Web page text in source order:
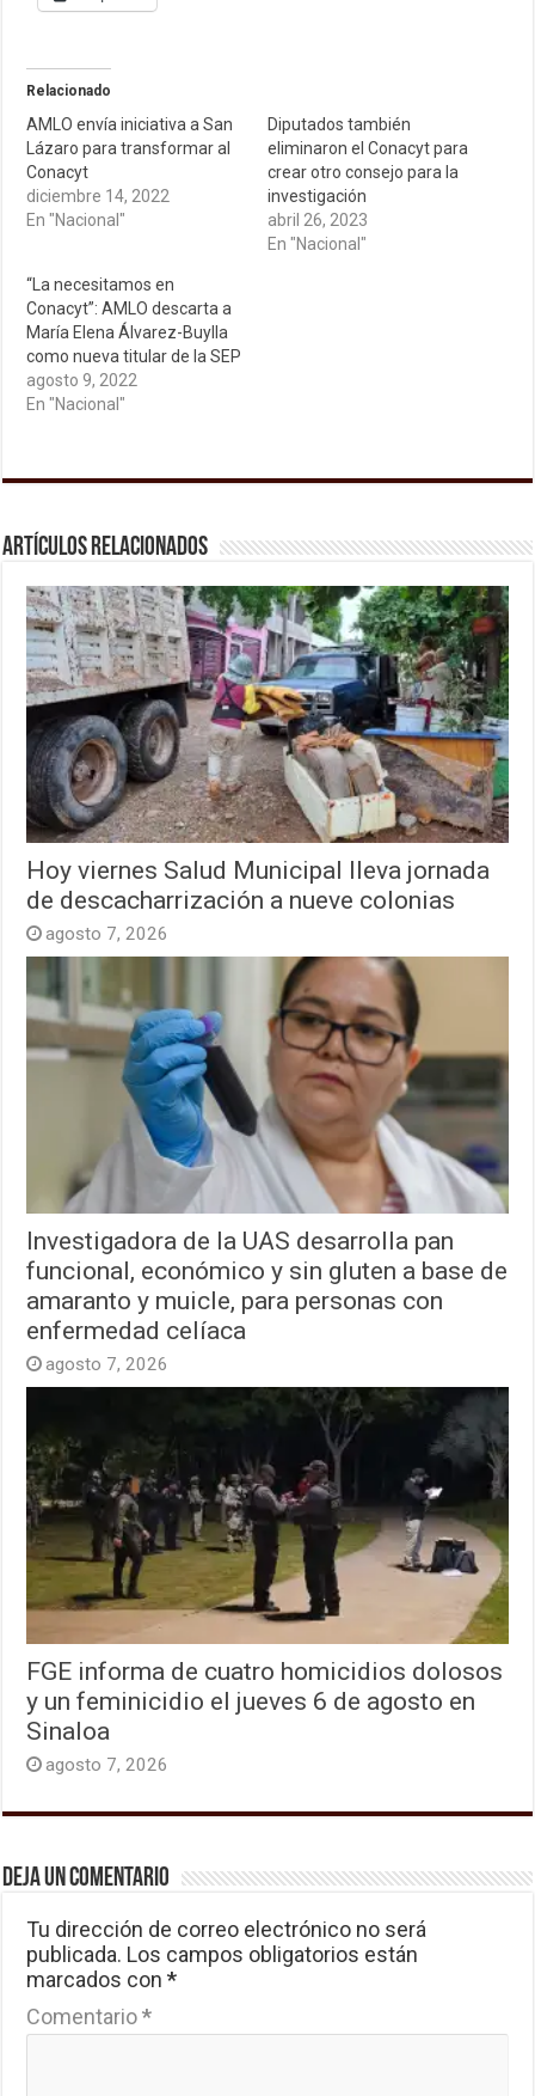
Relacionado
AMLO envía iniciativa a San
Lázaro para transformar al
Conacyt
diciembre 14, 2022
En "Nacional"
Diputados también
eliminaron el Conacyt para
crear otro consejo para la
investigación
abril 26, 2023
En "Nacional"
“La necesitamos en
Conacyt”: AMLO descarta a
María Elena Álvarez-Buylla
como nueva titular de la SEP
agosto 9, 2022
En "Nacional"
Artículos relacionados
Hoy viernes Salud Municipal lleva jornada
de descacharrización a nueve colonias
agosto 7, 2026
Investigadora de la UAS desarrolla pan
funcional, económico y sin gluten a base de
amaranto y muicle, para personas con
enfermedad celíaca
agosto 7, 2026
FGE informa de cuatro homicidios dolosos
y un feminicidio el jueves 6 de agosto en
Sinaloa
agosto 7, 2026
Deja un comentario
Tu dirección de correo electrónico no será
publicada. Los campos obligatorios están
marcados con*
Comentario*